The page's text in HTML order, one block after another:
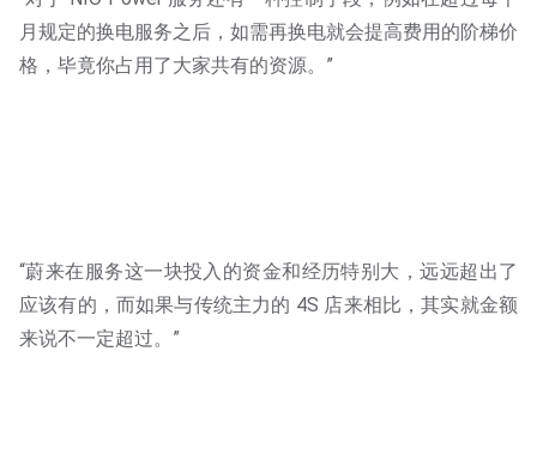
月规定的换电服务之后，如需再换电就会提高费用的阶梯价
格，毕竟你占用了大家共有的资源。”
“蔚来在服务这一块投入的资金和经历特别大，远远超出了
应该有的，而如果与传统主力的 4S 店来相比，其实就金额
来说不一定超过。”